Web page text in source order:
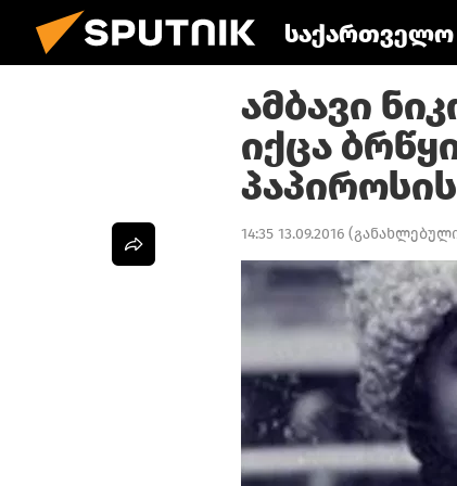
საქართველო
ამბავი
იქცა
14:35 13.09.2016